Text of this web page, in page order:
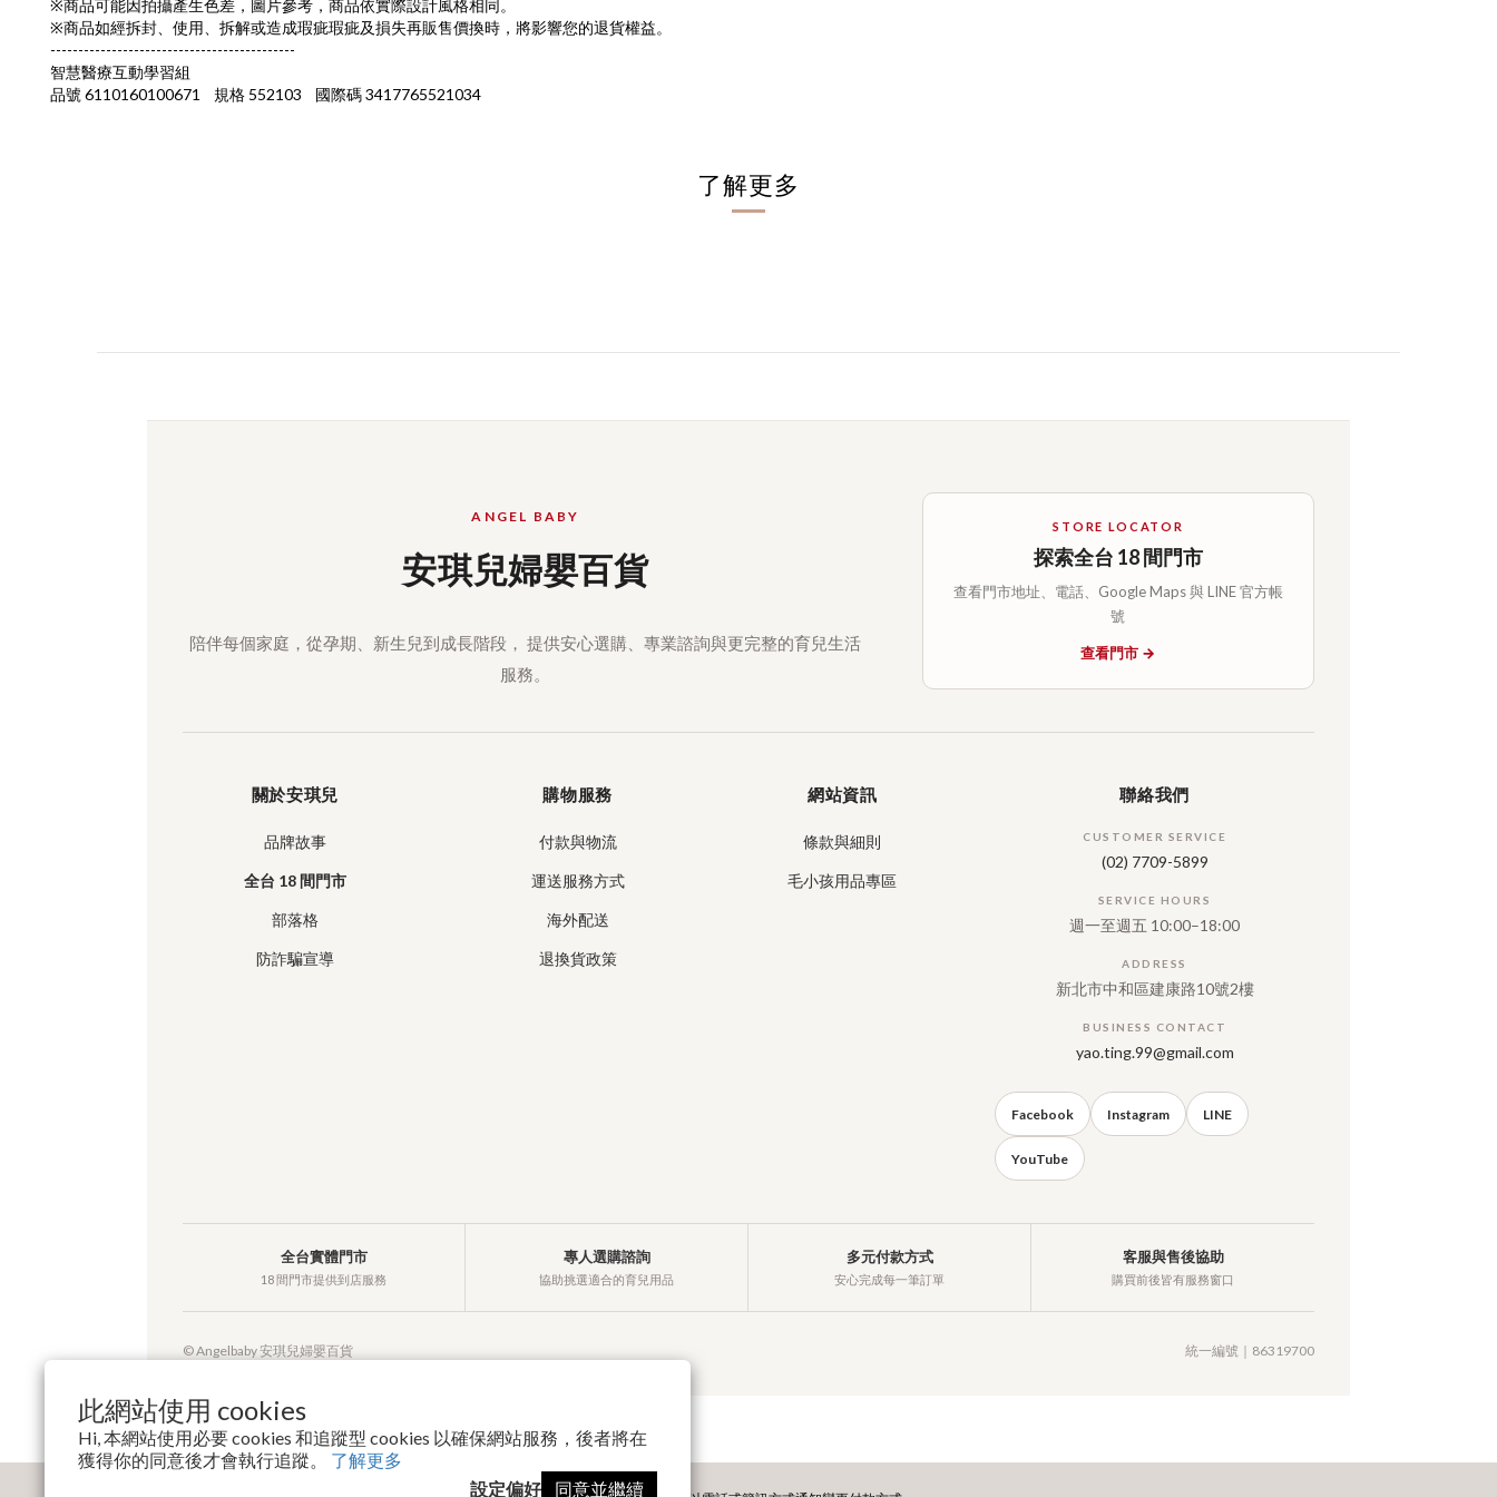
此網站使用 cookies
Hi, 本網站使用必要 cookies 和追蹤型 cookies 以確保網站服務，後者將在
獲得你的同意後才會執行追蹤。 了解更多
設定偏好
同意並繼續
※商品可能因拍攝產生色差，圖片參考，商品依實際設計風格相同。
※商品如經拆封、使用、拆解或造成瑕疵瑕疵及損失再販售價換時，將影響您的退貨權益。
--------------------------------------------
智慧醫療互動學習組
品號 6110160100671 規格 552103 國際碼 3417765521034
了解更多
ANGEL BABY
安琪兒婦嬰百貨
陪伴每個家庭，從孕期、新生兒到成長階段， 提供安心選購、專業諮詢與更完整的育兒生活
服務。
STORE LOCATOR
探索全台 18 間門市
查看門市地址、電話、Google Maps 與 LINE 官方帳
號
查看門市 →
關於安琪兒
品牌故事
全台 18 間門市
部落格
防詐騙宣導
購物服務
付款與物流
運送服務方式
海外配送
退換貨政策
網站資訊
條款與細則
毛小孩用品專區
聯絡我們
CUSTOMER SERVICE
(02) 7709-5899
SERVICE HOURS
週一至週五 10:00–18:00
ADDRESS
新北市中和區建康路10號2樓
BUSINESS CONTACT
yao.ting.99@gmail.com
Facebook Instagram LINE
YouTube
全台實體門市
18 間門市提供到店服務
專人選購諮詢
協助挑選適合的育兒用品
多元付款方式
安心完成每一筆訂單
客服與售後協助
購買前後皆有服務窗口
© Angelbaby 安琪兒婦嬰百貨 統一編號｜86319700